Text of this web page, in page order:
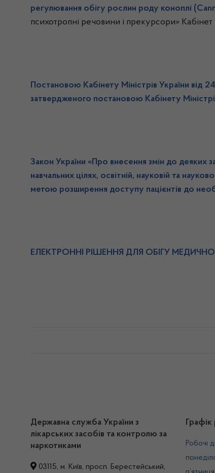
регулювання обігу рослин роду коноплі
психотропні речовини і прекурсори» Кабінет
Постановою Кабінету Міністрів України від
затвердженого постановою Кабінету
Закон України «Про внесення змін до деяких
навчальних цілях, освітній, науковій та
метою розширення доступу пацієнтів до
ЕЛЕКТРОННІ РІШЕННЯ ДЛЯ ОБІГУ
Державна служба України з
лікарських засобів та контролю за
наркотиками
03115, м. Київ, просп. Берестейський,
Робочі